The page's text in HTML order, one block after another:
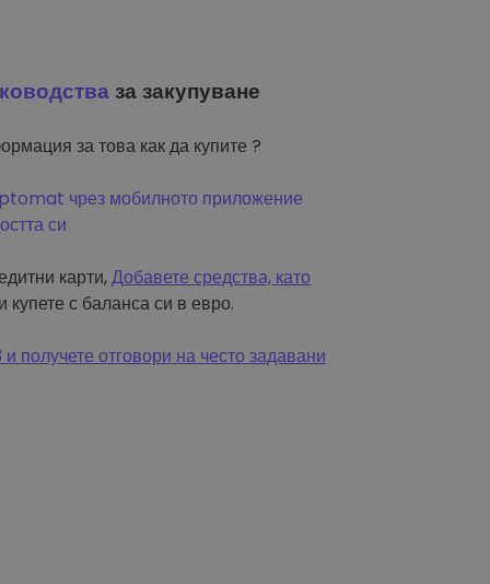
за закупуване
за това как да купите ?
чрез мобилното приложение
си
карти,Добавете средства, като
и купете с баланса си в евро.
получете отговори на често задавани